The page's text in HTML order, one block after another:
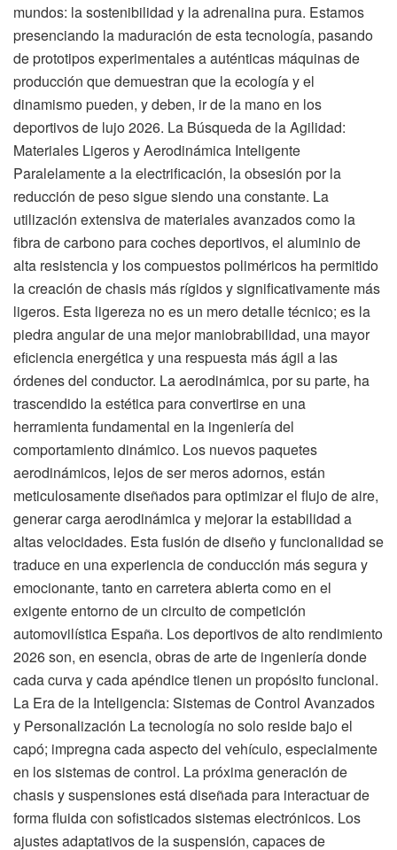
mundos: la sostenibilidad y la adrenalina pura. Estamos
presenciando la maduración de esta tecnología, pasando
de prototipos experimentales a auténticas máquinas de
producción que demuestran que la ecología y el
dinamismo pueden, y deben, ir de la mano en los
deportivos de lujo 2026. La Búsqueda de la Agilidad:
Materiales Ligeros y Aerodinámica Inteligente
Paralelamente a la electrificación, la obsesión por la
reducción de peso sigue siendo una constante. La
utilización extensiva de materiales avanzados como la
fibra de carbono para coches deportivos, el aluminio de
alta resistencia y los compuestos poliméricos ha permitido
la creación de chasis más rígidos y significativamente más
ligeros. Esta ligereza no es un mero detalle técnico; es la
piedra angular de una mejor maniobrabilidad, una mayor
eficiencia energética y una respuesta más ágil a las
órdenes del conductor. La aerodinámica, por su parte, ha
trascendido la estética para convertirse en una
herramienta fundamental en la ingeniería del
comportamiento dinámico. Los nuevos paquetes
aerodinámicos, lejos de ser meros adornos, están
meticulosamente diseñados para optimizar el flujo de aire,
generar carga aerodinámica y mejorar la estabilidad a
altas velocidades. Esta fusión de diseño y funcionalidad se
traduce en una experiencia de conducción más segura y
emocionante, tanto en carretera abierta como en el
exigente entorno de un circuito de competición
automovilística España. Los deportivos de alto rendimiento
2026 son, en esencia, obras de arte de ingeniería donde
cada curva y cada apéndice tienen un propósito funcional.
La Era de la Inteligencia: Sistemas de Control Avanzados
y Personalización La tecnología no solo reside bajo el
capó; impregna cada aspecto del vehículo, especialmente
en los sistemas de control. La próxima generación de
chasis y suspensiones está diseñada para interactuar de
forma fluida con sofisticados sistemas electrónicos. Los
ajustes adaptativos de la suspensión, capaces de